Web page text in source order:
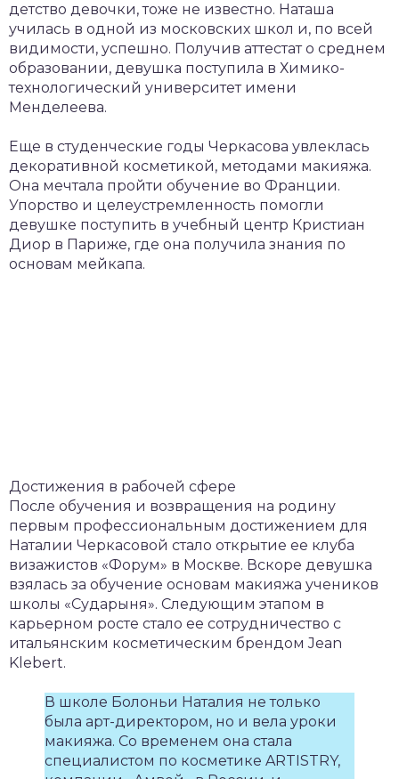
детство девочки, тоже не известно. Наташа
училась в одной из московских школ и, по всей
видимости, успешно. Получив аттестат о среднем
образовании, девушка поступила в Химико-
технологический университет имени
Менделеева.
Еще в студенческие годы Черкасова увлеклась
декоративной косметикой, методами макияжа.
Она мечтала пройти обучение во Франции.
Упорство и целеустремленность помогли
девушке поступить в учебный центр Кристиан
Диор в Париже, где она получила знания по
основам мейкапа.
Достижения в рабочей сфере
После обучения и возвращения на родину
первым профессиональным достижением для
Наталии Черкасовой стало открытие ее клуба
визажистов «Форум» в Москве. Вскоре девушка
взялась за обучение основам макияжа учеников
школы «Сударыня». Следующим этапом в
карьерном росте стало ее сотрудничество с
итальянским косметическим брендом Jean
Klebert.
В школе Болоньи Наталия не только
была арт-директором, но и вела уроки
макияжа. Со временем она стала
специалистом по косметике ARTISTRY,